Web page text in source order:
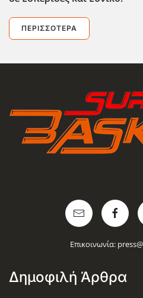
ΠΕΡΙΣΣΌΤΕΡΑ
Επικοινωνία:
Δημοφιλή Άρθρα